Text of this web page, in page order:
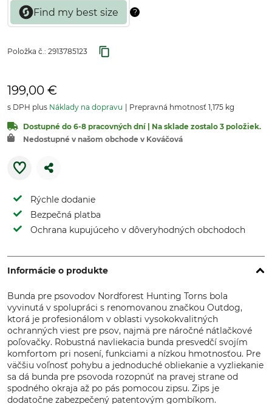
Položka č.: 2913785123
199,00 €
s DPH plus Náklady na dopravu Prepravná hmotnosť 1,175 kg
Dostupné do 6-8 pracovných dní | Na sklade zostalo 3 položiek.
Nedostupné v našom obchode v Kováčová
Rýchle dodanie
Bezpečná platba
Ochrana kupujúceho v dôveryhodných obchodoch
Informácie o produkte
Bunda pre psovodov Nordforest Hunting Torns bola
vyvinutá v spolupráci s renomovanou značkou Outdog,
ktorá je profesionálom v oblasti vysokokvalitných
ochranných viest pre psov, najmä pre náročné nátlačkové
poľovačky. Robustná navliekacia bunda presvedčí svojím
komfortom pri nosení, funkciami a nízkou hmotnosťou. Pre
väčšiu voľnosť pohybu a jednoduché obliekanie a vyzliekanie
sa dá bunda pre psovoda rozopnúť na pravej strane od
spodného okraja až po pás pomocou zipsu. Zips je
dodatočne zabezpečený patentovým gombíkom.